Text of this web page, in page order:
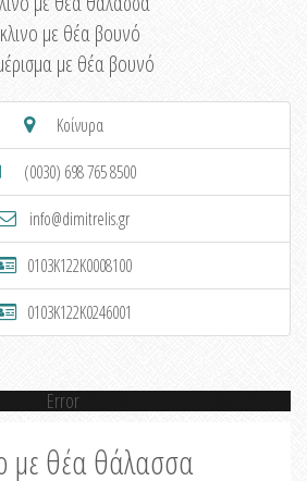
με θέα βουνό
με θέα βουνό
Κοίνυρα
(0030) 698 765 8500
info@dimitrelis.gr
0103K122K0008100
0103K122K0246001
Error
με θέα θάλασσα